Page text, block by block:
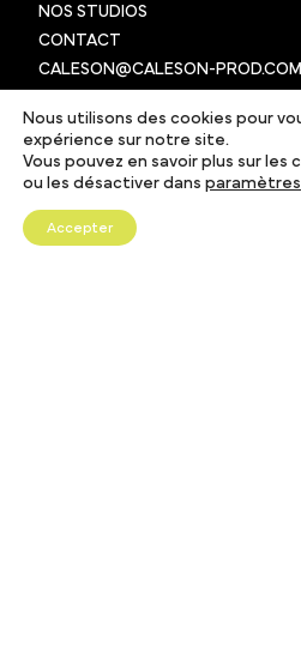
NOS STUDIOS
CONTACT
CALESON@CALESON-PROD.COM
22 RUE DU FAUBOURG DU
© 2024 Cale Son Productions
Nous utilisons des cookies pour
expérience sur notre site.
Vous pouvez en savoir plus sur les
ou les désactiver dans paramètres
Accepter